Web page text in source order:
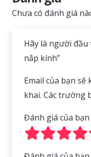
Chưa có đánh giá
Hãy là người đầu
nắp kính”
Email của bạn
khai. Các trường
Đánh giá của bạn